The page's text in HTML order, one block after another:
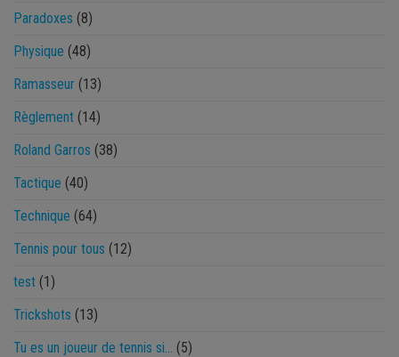
Paradoxes (8)
Physique (48)
Ramasseur (13)
Règlement (14)
Roland Garros (38)
Tactique (40)
Technique (64)
Tennis pour tous (12)
test (1)
Trickshots (13)
Tu es un joueur de tennis si…
(5)